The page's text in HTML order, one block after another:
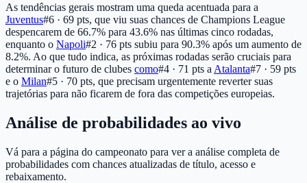
As tendências gerais mostram uma queda acentuada para a
Juventus#6 · 69 pts, que viu suas chances de Champions League
despencarem de 66.7% para 43.6% nas últimas cinco rodadas,
enquanto o Napoli#2 · 76 pts subiu para 90.3% após um aumento de
8.2%. Ao que tudo indica, as próximas rodadas serão cruciais para
determinar o futuro de clubes como#4 · 71 pts a Atalanta#7 · 59 pts
e o Milan#5 · 70 pts, que precisam urgentemente reverter suas
trajetórias para não ficarem de fora das competições europeias.
Análise de probabilidades ao vivo
Vá para a página do campeonato para ver a análise completa de
probabilidades com chances atualizadas de título, acesso e
rebaixamento.